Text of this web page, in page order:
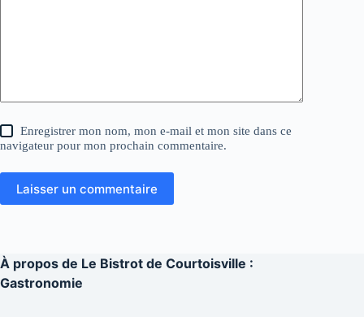
Enregistrer mon nom, mon e-mail et mon site dans ce
navigateur pour mon prochain commentaire.
Laisser un commentaire
À propos de Le Bistrot de Courtoisville :
Gastronomie